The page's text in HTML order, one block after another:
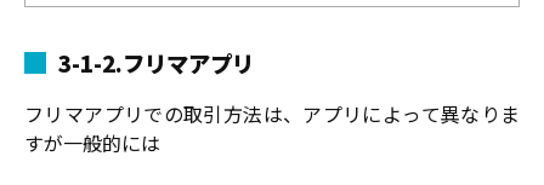
3-1-2.フリマアプリ
フリマアプリでの取引方法は、アプリによって異なりま
すが一般的には